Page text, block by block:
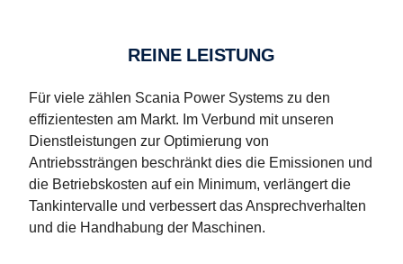
REINE LEISTUNG
Für viele zählen Scania Power Systems zu den
effizientesten am Markt. Im Verbund mit unseren
Dienstleistungen zur Optimierung von
Antriebssträngen beschränkt dies die Emissionen und
die Betriebskosten auf ein Minimum, verlängert die
Tankintervalle und verbessert das Ansprechverhalten
und die Handhabung der Maschinen.